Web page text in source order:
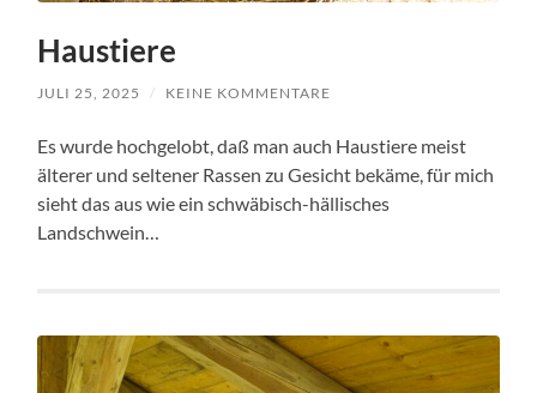
Haustiere
JULI 25, 2025 / KEINE KOMMENTARE
Es wurde hochgelobt, daß man auch Haustiere meist
älterer und seltener Rassen zu Gesicht bekäme, für mich
sieht das aus wie ein schwäbisch-hällisches
Landschwein…